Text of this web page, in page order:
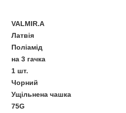
VALMIR.A
Латвія
Поліамід
на 3 гачка
1 шт.
Чорний
Ущільнена чашка
75G